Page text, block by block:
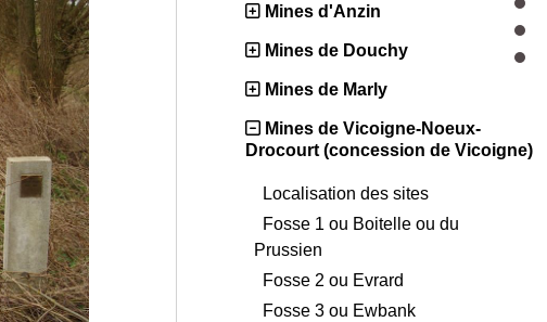
Mines d'Anzin
Mines de Douchy
Mines de Marly
Mines de Vicoigne-Noeux-
Drocourt (concession de Vicoigne)
Localisation des sites
Fosse 1 ou Boitelle ou du
Prussien
Fosse 2 ou Evrard
Fosse 3 ou Ewbank